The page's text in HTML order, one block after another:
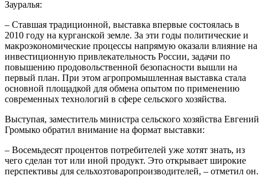
Зауралья:
– Ставшая традиционной, выставка впервые состоялась в
2010 году на курганской земле. За эти годы политические и
макроэкономические процессы напрямую оказали влияние на
инвестиционную привлекательность России, задачи по
повышению продовольственной безопасности вышли на
первый план. При этом агропромышленная выставка стала
основной площадкой для обмена опытом по применению
современных технологий в сфере сельского хозяйства.
Выступая, заместитель министра сельского хозяйства Евгений
Громыко обратил внимание на формат выставки:
– Восемьдесят процентов потребителей уже хотят знать, из
чего сделан тот или иной продукт. Это открывает широкие
перспективы для сельхозтоваропроизводителей, – отметил он.